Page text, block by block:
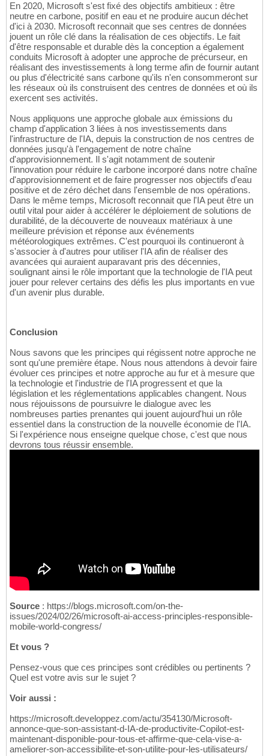
En 2020, Microsoft s'est fixé des objectifs ambitieux : être
neutre en carbone, positif en eau et ne produire aucun déchet
d'ici à 2030. Microsoft reconnait que ses centres de données
jouent un rôle clé dans la réalisation de ces objectifs. Le fait
d'être responsable et durable dès la conception a également
conduits Microsoft à adopter une approche de précurseur, en
réalisant des investissements à long terme afin de fournir autant
ou plus d'électricité sans carbone qu'ils n'en consommeront sur
les réseaux où ils construisent des centres de données et où ils
exercent ses activités.
Nous appliquons une approche globale aux émissions du
champ d'application 3 liées à nos investissements dans
l'infrastructure de l'IA, depuis la construction de nos centres de
données jusqu'à l'engagement de notre chaîne
d'approvisionnement. Il s'agit notamment de soutenir
l'innovation pour réduire le carbone incorporé dans notre chaîne
d'approvisionnement et de faire progresser nos objectifs d'eau
positive et de zéro déchet dans l'ensemble de nos opérations.
Dans le même temps, Microsoft reconnait que l'IA peut être un
outil vital pour aider à accélérer le déploiement de solutions de
durabilité, de la découverte de nouveaux matériaux à une
meilleure prévision et réponse aux événements
météorologiques extrêmes. C'est pourquoi ils continueront à
s'associer à d'autres pour utiliser l'IA afin de réaliser des
avancées qui auraient auparavant pris des décennies,
soulignant ainsi le rôle important que la technologie de l'IA peut
jouer pour relever certains des défis les plus importants en vue
d'un avenir plus durable.
Conclusion
Nous savons que les principes qui régissent notre approche ne
sont qu'une première étape. Nous nous attendons à devoir faire
évoluer ces principes et notre approche au fur et à mesure que
la technologie et l'industrie de l'IA progressent et que la
législation et les réglementations applicables changent. Nous
nous réjouissons de poursuivre le dialogue avec les
nombreuses parties prenantes qui jouent aujourd'hui un rôle
essentiel dans la construction de la nouvelle économie de l'IA.
Si l'expérience nous enseigne quelque chose, c'est que nous
devrons tous réussir ensemble.
Source : https://blogs.microsoft.com/on-the-
issues/2024/02/26/microsoft-ai-access-principles-responsible-
mobile-world-congress/
Et vous ?
Pensez-vous que ces principes sont crédibles ou pertinents ?
Quel est votre avis sur le sujet ?
Voir aussi :
https://microsoft.developpez.com/actu/354130/Microsoft-
annonce-que-son-assistant-d-IA-de-productivite-Copilot-est-
maintenant-disponible-pour-tous-et-affirme-que-cela-vise-a-
ameliorer-son-accessibilite-et-son-utilite-pour-les-utilisateurs/